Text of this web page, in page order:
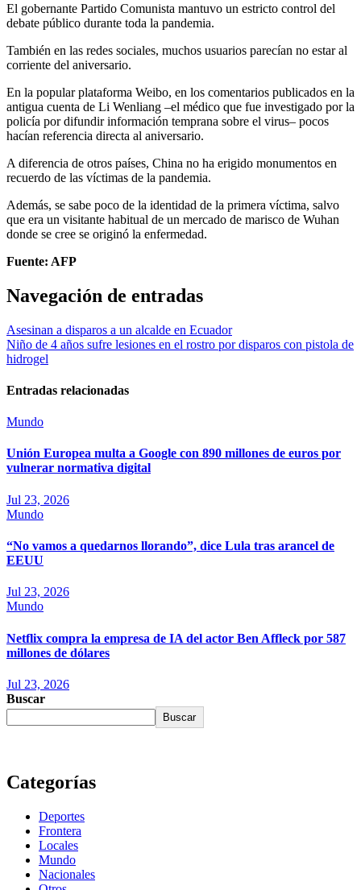
El gobernante Partido Comunista mantuvo un estricto control del
debate público durante toda la pandemia.
También en las redes sociales, muchos usuarios parecían no estar al
corriente del aniversario.
En la popular plataforma Weibo, en los comentarios publicados en la
antigua cuenta de Li Wenliang –el médico que fue investigado por la
policía por difundir información temprana sobre el virus– pocos
hacían referencia directa al aniversario.
A diferencia de otros países, China no ha erigido monumentos en
recuerdo de las víctimas de la pandemia.
Además, se sabe poco de la identidad de la primera víctima, salvo
que era un visitante habitual de un mercado de marisco de Wuhan
donde se cree se originó la enfermedad.
Fuente: AFP
Navegación de entradas
Asesinan a disparos a un alcalde en Ecuador
Niño de 4 años sufre lesiones en el rostro por disparos con pistola de
hidrogel
Entradas relacionadas
Mundo
Unión Europea multa a Google con 890 millones de euros por
vulnerar normativa digital
Jul 23, 2026
Mundo
“No vamos a quedarnos llorando”, dice Lula tras arancel de
EEUU
Jul 23, 2026
Mundo
Netflix compra la empresa de IA del actor Ben Affleck por 587
millones de dólares
Jul 23, 2026
Buscar
Buscar
Categorías
Deportes
Frontera
Locales
Mundo
Nacionales